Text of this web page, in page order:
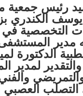
رئيس جمعية
يوسف الكندري
مدير
الطبية
والتقدير
العصبي